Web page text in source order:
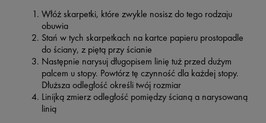
Włóż skarpetki, które zwykle nosisz do tego rodzaju
obuwia
Stań w tych skarpetkach na kartce papieru prostopadle
do ściany, z piętą przy ścianie
Następnie narysuj długopisem linię tuż przed dużym
palcem u stopy. Powtórz tę czynność dla każdej stopy.
Dłuższa odległość określi twój rozmiar
Linijką zmierz odległość pomiędzy ścianą a narysowaną
linią